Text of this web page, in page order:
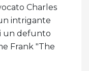
Charles
intrigante
un defunto
Frank "The